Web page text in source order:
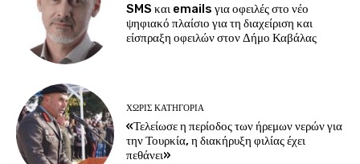
SMS και emails για οφειλές στο νέο
ψηφιακό πλαίσιο για τη διαχείριση και
είσπραξη οφειλών στον Δήμο Καβάλας
ΧΩΡΊΣ ΚΑΤΗΓΟΡΊΑ
«Τελείωσε η περίοδος των ήρεμων νερών για
την Τουρκία, η διακήρυξη φιλίας έχει
πεθάνει»